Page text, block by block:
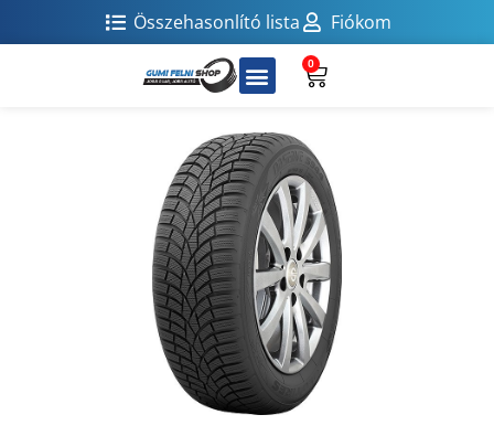
Összehasonlító lista Fiókom
0